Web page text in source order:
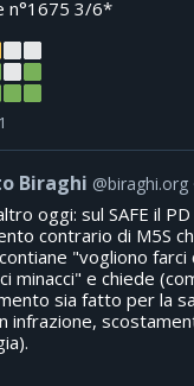
n°1675 3/6*
1
Biraghi @biraghi.org
oggi: sul SAFE il
contrario di M5S
"vogliono farci
minacci" e chiede
sia fatto per la
infrazione,